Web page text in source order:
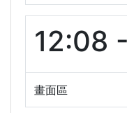
12:08
畫面區